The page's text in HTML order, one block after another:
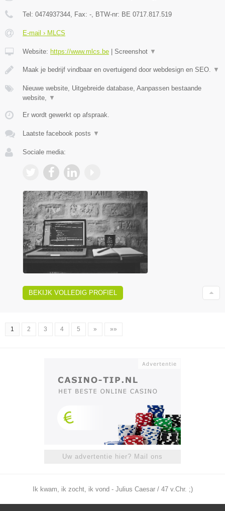
Tel: 0474937344 , Fax: - , BTW-nr: BE 0717.817.519
E-mail › MLCS
Website: https://www.mlcs.be Screenshot ▼
Maak je bedrijf vindbaar en overtuigend door webdesign en SEO. ▼
Nieuwe website, Uitgebreide database, Aanpassen bestaande
website,
▼
Er wordt gewerkt op afspraak.
Laatste facebook posts ▼
Sociale media:
BEKIJK VOLLEDIG PROFIEL
1 2 3 4 5 » »»
Uw advertentie hier? Mail ons
Ik kwam, ik zocht, ik vond - Julius Caesar / 47 v.Chr. ;)